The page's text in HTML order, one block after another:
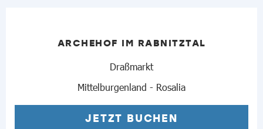
ARCHEHOF IM RABNITZTAL
Draßmarkt
Mittelburgenland - Rosalia
JETZT BUCHEN